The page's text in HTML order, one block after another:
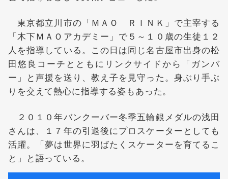
東京都立川市の「ＭＡＯ ＲＩＮＫ」で主宰する
「木下ＭＡＯアカデミー」で５～１０歳の生徒１２
人を指導している。この日は同じ名古屋市出身の松
田悠良コーチとともにリンクサイドから「ガンバ
ー」と声援を送り、教え子を見守った。身ぶり手ぶ
りを交えて熱心に指導する姿もあった。
２０１０年バンクーバー冬季五輪銀メダルの浅田
さんは、１７年の引退後にプロスケーターとしても
活躍。「夢は世界に羽ばたくスケーターを育てるこ
と」と語っている。